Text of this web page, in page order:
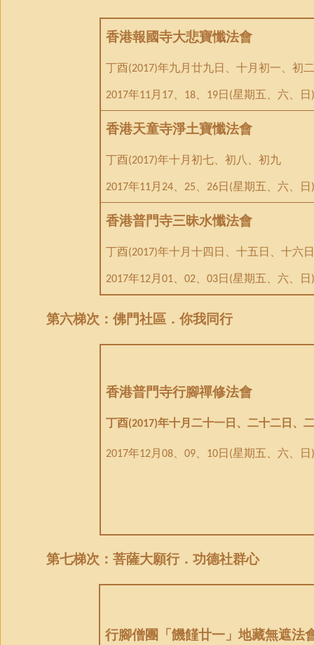
香港報國寺大悲寶懺法會
丁酉(2017)年九月廿九日、十月初一、初
2017年11月 17、 18、 19日 (星期五、六、日
香港天童寺淨土寶懺法會
丁酉(2017)年十月初七、初八、初九
2017年11月24、25、26日 (星期五、六、日
香港普門寺三昧水懺法會
丁酉(2017)年十月十四日、十五日、十六
2017年12月01、02、03日 (星期五、六、日
第六梯次：佛門社區．你我同行
香港普門寺行腳禪修法會
丁酉(2017)年十月二十一日、二十二日、
2017年12月08、09、 10日 (星期五、六、日
第七梯次： 菩薩大願行．功德社群心
行腳僧團「饑饉廿一」地藏無遮法